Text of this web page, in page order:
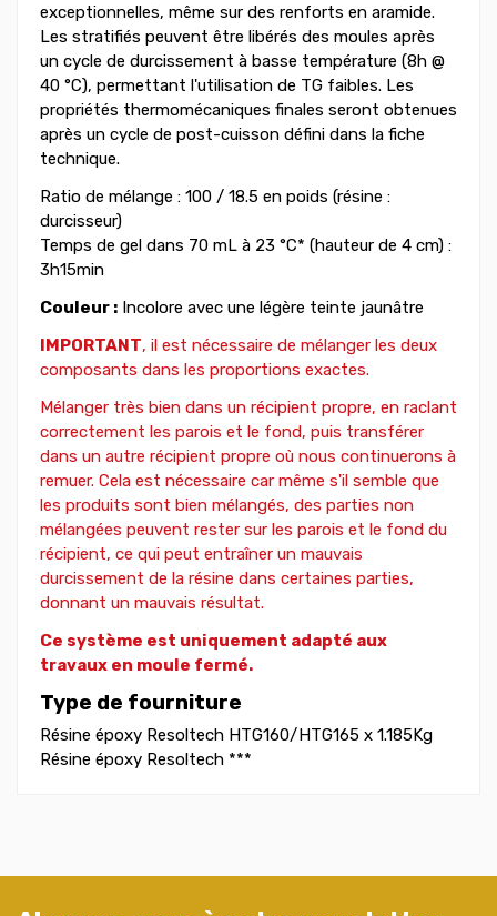
exceptionnelles, même sur des renforts en aramide.
Les stratifiés peuvent être libérés des moules après
un cycle de durcissement à basse température (8h @
40 °C), permettant l'utilisation de TG faibles. Les
propriétés thermomécaniques finales seront obtenues
après un cycle de post-cuisson défini dans la fiche
technique.
Ratio de mélange : 100 / 18.5 en poids (résine :
durcisseur)
Temps de gel dans 70 mL à 23 °C* (hauteur de 4 cm) :
3h15min
Couleur : Incolore avec une légère teinte jaunâtre
IMPORTANT, il est nécessaire de mélanger les deux
composants dans les proportions exactes.
Mélanger très bien dans un récipient propre, en raclant
correctement les parois et le fond, puis transférer
dans un autre récipient propre où nous continuerons à
remuer. Cela est nécessaire car même s'il semble que
les produits sont bien mélangés, des parties non
mélangées peuvent rester sur les parois et le fond du
récipient, ce qui peut entraîner un mauvais
durcissement de la résine dans certaines parties,
donnant un mauvais résultat.
Ce système est uniquement adapté aux
travaux en moule fermé.
Type de fourniture
Résine époxy Resoltech HTG160/HTG165 x 1.185Kg
Résine époxy Resoltech ***